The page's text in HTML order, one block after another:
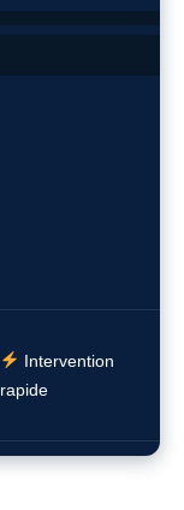
Intervention
rapide